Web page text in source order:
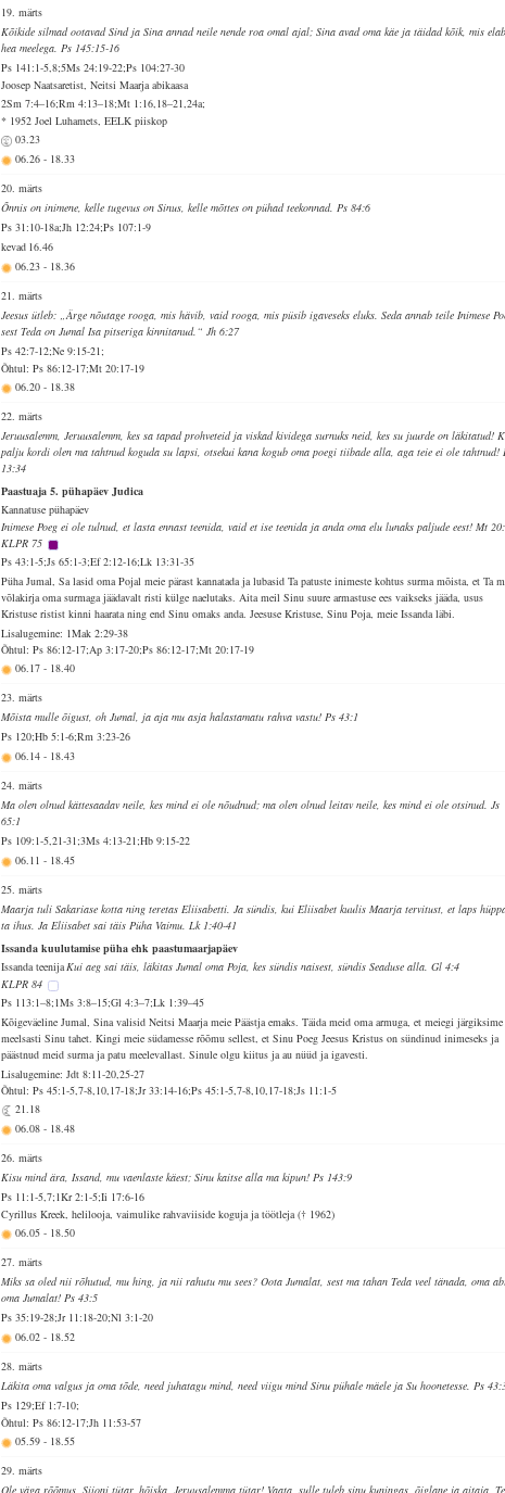
19. märts
Kõikide silmad ootavad Sind ja Sina annad neile nende roa omal ajal; Sina avad oma käe ja täidad kõik, mis
hea meelega. Ps 145:15-16
Ps 141:1-5,8;5Ms 24:19-22;Ps 104:27-30
Joosep Naatsaretist, Neitsi Maarja abikaasa
2Sm 7:4–16;Rm 4:13–18;Mt 1:16,18–21,24a;
* 1952 Joel Luhamets, EELK piiskop
03.23
06.26- 18.33
20. märts
Õnnis on inimene, kelle tugevus on Sinus, kelle mõttes on pühad teekonnad. Ps 84:6
Ps 31:10-18a;Jh 12:24;Ps 107:1-9
kevad 16.46
06.23- 18.36
21. märts
Jeesus ütleb: „Ärge nõutage rooga, mis hävib, vaid rooga, mis püsib igaveseks eluks. Seda annab teile Inimese
sest Teda on Jumal Isa pitseriga kinnitanud.“ Jh 6:27
Ps 42:7-12;Ne 9:15-21;
Õhtul: Ps 86:12-17;Mt 20:17-19
06.20- 18.38
22. märts
Jeruusalemm, Jeruusalemm, kes sa tapad prohveteid ja viskad kividega surnuks neid, kes su juurde on läkitatud!
palju kordi olen ma tahtnud koguda su lapsi, otsekui kana kogub oma poegi tiibade alla, aga teie ei ole tahtnud!
13:34
Paastuaja 5. pühapäev Judica
Kannatuse pühapäev
Inimese Poeg ei ole tulnud, et lasta ennast teenida, vaid et ise teenida ja anda oma elu lunaks paljude eest! Mt
KLPR 75
Ps 43:1-5;Js 65:1-3;Ef 2:12-16;Lk 13:31-35
Püha Jumal, Sa lasid oma Pojal meie pärast kannatada ja lubasid Ta patuste inimeste kohtus surma mõista, et Ta
võlakirja oma surmaga jäädavalt risti külge naelutaks. Aita meil Sinu suure armastuse ees vaikseks jääda, usus
Kristuse ristist kinni haarata ning end Sinu omaks anda. Jeesuse Kristuse, Sinu Poja, meie Issanda läbi.
Lisalugemine: 1Mak 2:29-38
Õhtul: Ps 86:12-17;Ap 3:17-20;Ps 86:12-17;Mt 20:17-19
06.17- 18.40
23. märts
Mõista mulle õigust, oh Jumal, ja aja mu asja halastamatu rahva vastu! Ps 43:1
Ps 120;Hb 5:1-6;Rm 3:23-26
06.14- 18.43
24. märts
Ma olen olnud kättesaadav neile, kes mind ei ole nõudnud; ma olen olnud leitav neile, kes mind ei ole otsinud. Js
65:1
Ps 109:1-5,21-31;3Ms 4:13-21;Hb 9:15-22
06.11- 18.45
25. märts
Maarja tuli Sakariase kotta ning teretas Eliisabetti. Ja sündis, kui Eliisabet kuulis Maarja tervitust, et laps
ta ihus. Ja Eliisabet sai täis Püha Vaimu. Lk 1:40-41
Issanda kuulutamise püha ehk paastumaarjapäev
Issanda teenijaKui aeg sai täis, läkitas Jumal oma Poja, kes sündis naisest, sündis Seaduse alla. Gl 4:4
KLPR 84
Ps 113:1–8;1Ms 3:8–15;Gl 4:3–7;Lk 1:39–45
Kõigeväeline Jumal, Sina valisid Neitsi Maarja meie Päästja emaks. Täida meid oma armuga, et meiegi järgiksime
meelsasti Sinu tahet. Kingi meie südamesse rõõmu sellest, et Sinu Poeg Jeesus Kristus on sündinud inimeseks ja
päästnud meid surma ja patu meelevallast. Sinule olgu kiitus ja au nüüd ja igavesti.
Lisalugemine: Jdt 8:11-20,25-27
Õhtul: Ps 45:1-5,7-8,10,17-18;Jr 33:14-16;Ps 45:1-5,7-8,10,17-18;Js 11:1-5
21.18
06.08- 18.48
26. märts
Kisu mind ära, Issand, mu vaenlaste käest; Sinu kaitse alla ma kipun! Ps 143:9
Ps 11:1-5,7;1Kr 2:1-5;Ii 17:6-16
Cyrillus Kreek, helilooja, vaimulike rahvaviiside koguja ja töötleja († 1962)
06.05- 18.50
27. märts
Miks sa oled nii rõhutud, mu hing, ja nii rahutu mu sees? Oota Jumalat, sest ma tahan Teda veel tänada, oma
oma Jumalat! Ps 43:5
Ps 35:19-28;Jr 11:18-20;Nl 3:1-20
06.02- 18.52
28. märts
Läkita oma valgus ja oma tõde, need juhatagu mind, need viigu mind Sinu pühale mäele ja Su hoonetesse. Ps
Ps 129;Ef 1:7-10;
Õhtul: Ps 86:12-17;Jh 11:53-57
05.59- 18.55
29. märts
Ole väga rõõmus, Siioni tütar, hõiska, Jeruusalemma tütar! Vaata, sulle tuleb sinu kuningas, õiglane ja aitaja.